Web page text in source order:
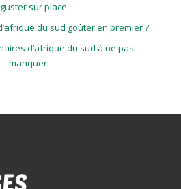
sur place
du sud goûter en premier ?
d’afrique du sud à ne pas
manquer